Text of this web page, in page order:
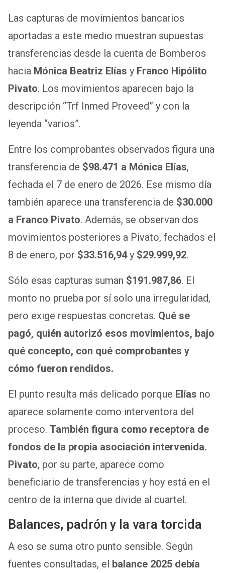
Las capturas de movimientos bancarios
aportadas a este medio muestran supuestas
transferencias desde la cuenta de Bomberos
hacia Mónica Beatriz Elías y Franco Hipólito
Pivato. Los movimientos aparecen bajo la
descripción “Trf Inmed Proveed” y con la
leyenda “varios”.
Entre los comprobantes observados figura una
transferencia de $98.471 a Mónica Elías,
fechada el 7 de enero de 2026. Ese mismo día
también aparece una transferencia de $30.000
a Franco Pivato. Además, se observan dos
movimientos posteriores a Pivato, fechados el
8 de enero, por $33.516,94y $29.999,92.
Sólo esas capturas suman $191.987,86. El
monto no prueba por sí solo una irregularidad,
pero exige respuestas concretas. Qué se
pagó, quién autorizó esos movimientos, bajo
qué concepto, con qué comprobantes y
cómo fueron rendidos.
El punto resulta más delicado porque Elías no
aparece solamente como interventora del
proceso. También figura como receptora de
fondos de la propia asociación intervenida.
Pivato, por su parte, aparece como
beneficiario de transferencias y hoy está en el
centro de la interna que divide al cuartel.
Balances, padrón y la vara torcida
A eso se suma otro punto sensible. Según
fuentes consultadas, el balance 2025 debía